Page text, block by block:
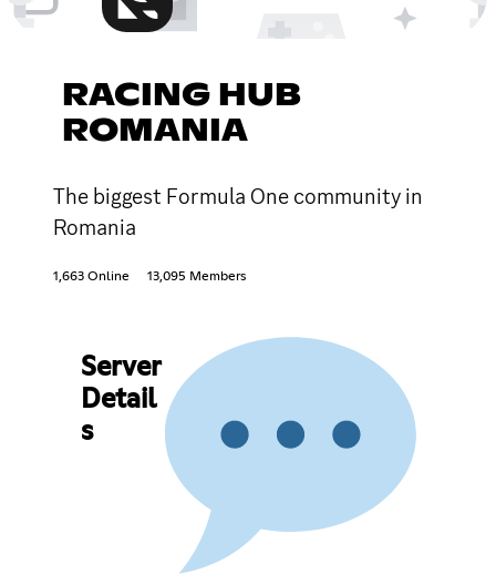
RACING HUB
ROMANIA
The biggest Formula One community in
Romania
1,663 Online 13,095 Members
Server
Detail
s